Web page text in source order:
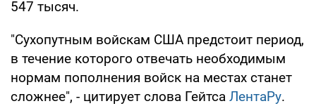
547 тысяч.
"Сухопутным войскам США предстоит период,
в течение которого отвечать необходимым
нормам пополнения войск на местах станет
сложнее", - цитирует слова Гейтса ЛентаРу.